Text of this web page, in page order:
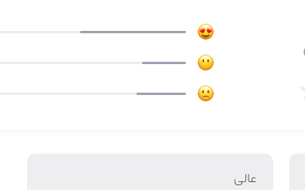
عالى